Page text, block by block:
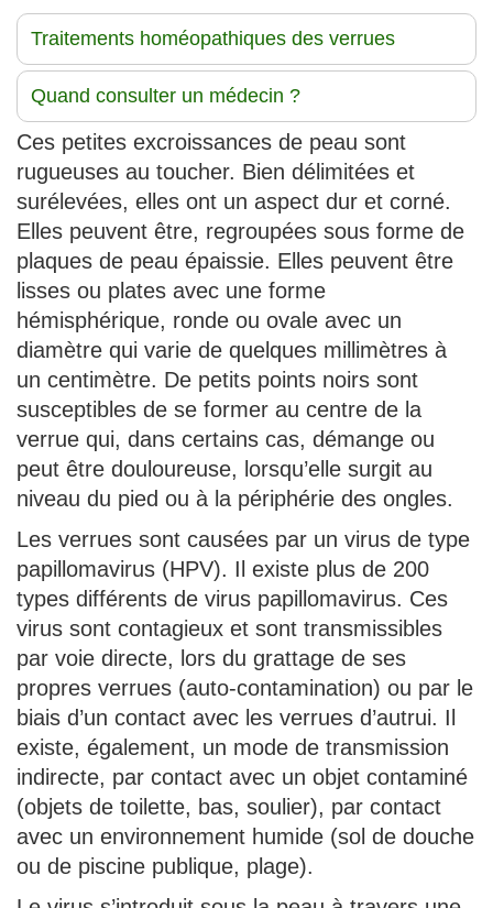
Traitements homéopathiques des verrues
Quand consulter un médecin ?
Ces petites excroissances de peau sont
rugueuses au toucher. Bien délimitées et
surélevées, elles ont un aspect dur et corné.
Elles peuvent être, regroupées sous forme de
plaques de peau épaissie. Elles peuvent être
lisses ou plates avec une forme
hémisphérique, ronde ou ovale avec un
diamètre qui varie de quelques millimètres à
un centimètre. De petits points noirs sont
susceptibles de se former au centre de la
verrue qui, dans certains cas, démange ou
peut être douloureuse, lorsqu’elle surgit au
niveau du pied ou à la périphérie des ongles.
Les verrues sont causées par un virus de type
papillomavirus (HPV). Il existe plus de 200
types différents de virus papillomavirus. Ces
virus sont contagieux et sont transmissibles
par voie directe, lors du grattage de ses
propres verrues (auto-contamination) ou par le
biais d’un contact avec les verrues d’autrui. Il
existe, également, un mode de transmission
indirecte, par contact avec un objet contaminé
(objets de toilette, bas, soulier), par contact
avec un environnement humide (sol de douche
ou de piscine publique, plage).